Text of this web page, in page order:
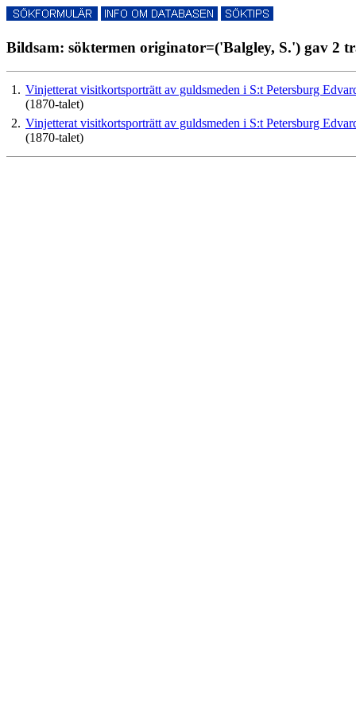
Bildsam: söktermen originator=('Balgley, S.') gav 2
1. Vinjetterat visitkortsporträtt av guldsmeden i S:t Petersburg
(1870-talet)
2. Vinjetterat visitkortsporträtt av guldsmeden i S:t Petersburg
(1870-talet)